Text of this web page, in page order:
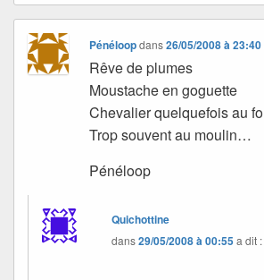
Pénéloopdans26/05/2008 à 23:40
Rêve de plumes
Moustache en goguette
Chevalier quelquefois au
Trop souvent au moulin…
Pénéloop
Quichottine
dans29/05/2008 à 00:55a dit :